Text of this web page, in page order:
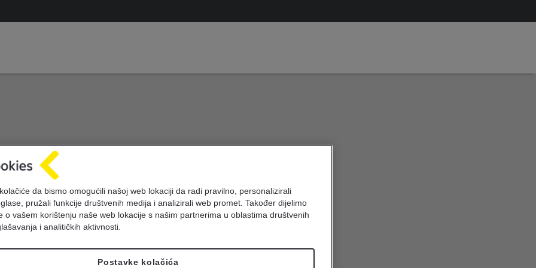
da bismo omogućili našoj web lokaciji da radi pravilno, personalizirali
pružali funkcije društvenih medija i analizirali web promet. Također dijelimo
o vašem korištenju naše web lokacije s našim partnerima u oblastima društvenih
i analitičkih aktivnosti.
Postavke kolačića